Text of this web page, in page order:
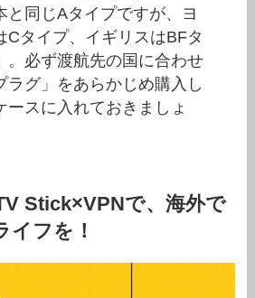
と同じAタイプですが、ヨ
Cタイプ、イギリスはBFタ
。必ず渡航先の国に合わせ
ラグ」をあらかじめ購入し
ースに入れておきましょ
Stick×VPNで、海外で
イフを！